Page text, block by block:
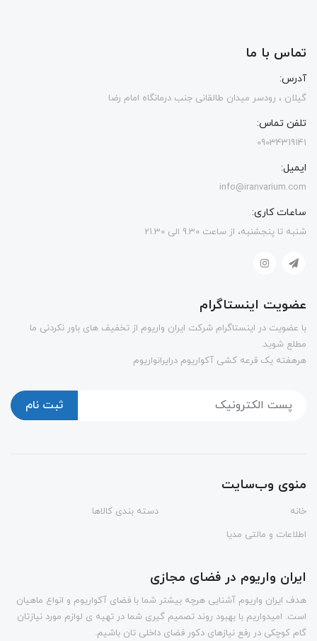
تماس با ما
آدرس:
گیلان ، رودسر میدان طالقانی جنب درمانگاه امام رضا
تلفن تماس:
09034319141
ایمیل:
info@iranvarium.com
ساعات کاری:
شنبه تا پنجشنبه، از ساعت 9.30 الی 21.30
عضویت اینستاگرام
با عضویت در اینستاگرام شرکت ایران واریوم از تخفیف های باور نکردنی ما
مطلع شوید.
هرهفته یک قرعه کشی آکواریوم درایرانواریوم
ثبت نام
منوی وب‌سایت
خانه
دسته بندی کالاها
اطلاعات و مالتی مدیا
ایران واریوم در فضای مجازی
هدف ایران واریوم آشنایی هرچه بیشتر شما با فضای آکواریوم و انواع ماهیان
است. امیدواریم با بهبود روند تصمیم گیری شما در تهیه ی لوازم مورد نیازتان
گام کوچکی در رفع نیازهای دکور فضای داخلی تان باشیم.